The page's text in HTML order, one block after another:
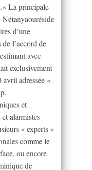
La principale
d’une
l’accord de
avec
exclusivement
adressée «
et
alarmistes
« experts »
comme le
ou encore
de